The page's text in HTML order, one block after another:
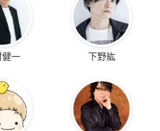
一 下野紘